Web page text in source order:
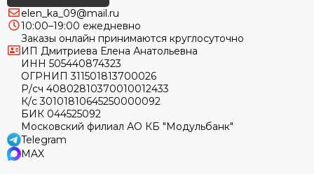
elen_ka_09@mail.ru
10:00–19:00 ежедневно
Заказы онлайн принимаются круглосуточно
ИП Дмитриева Елена Анатольевна
ИНН 505440874323
ОГРНИП 311501813700026
Р/сч 40802810370010012433
К/с 30101810645250000092
БИК 044525092
Московский филиал АО КБ "Модульбанк"
Telegram
MAX